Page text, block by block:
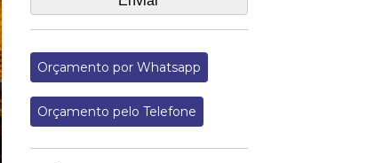
Orçamento por Whatsapp
Orçamento pelo Telefone